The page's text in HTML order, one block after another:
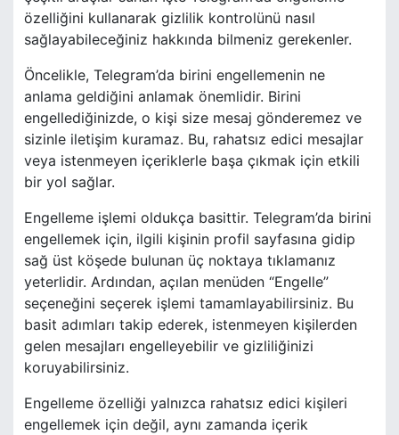
özelliğini kullanarak gizlilik kontrolünü nasıl
sağlayabileceğiniz hakkında bilmeniz gerekenler.
Öncelikle, Telegram’da birini engellemenin ne
anlama geldiğini anlamak önemlidir. Birini
engellediğinizde, o kişi size mesaj gönderemez ve
sizinle iletişim kuramaz. Bu, rahatsız edici mesajlar
veya istenmeyen içeriklerle başa çıkmak için etkili
bir yol sağlar.
Engelleme işlemi oldukça basittir. Telegram’da birini
engellemek için, ilgili kişinin profil sayfasına gidip
sağ üst köşede bulunan üç noktaya tıklamanız
yeterlidir. Ardından, açılan menüden “Engelle”
seçeneğini seçerek işlemi tamamlayabilirsiniz. Bu
basit adımları takip ederek, istenmeyen kişilerden
gelen mesajları engelleyebilir ve gizliliğinizi
koruyabilirsiniz.
Engelleme özelliği yalnızca rahatsız edici kişileri
engellemek için değil, aynı zamanda içerik